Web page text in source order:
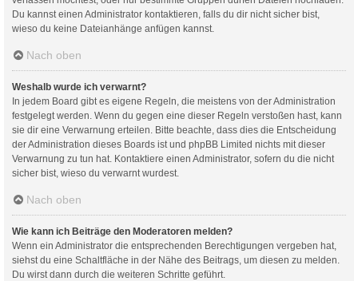
Du kannst einen Administrator kontaktieren, falls du dir nicht sicher bist,
wieso du keine Dateianhänge anfügen kannst.
Nach oben
Weshalb wurde ich verwarnt?
In jedem Board gibt es eigene Regeln, die meistens von der Administration
festgelegt werden. Wenn du gegen eine dieser Regeln verstoßen hast, kann
sie dir eine Verwarnung erteilen. Bitte beachte, dass dies die Entscheidung
der Administration dieses Boards ist und phpBB Limited nichts mit dieser
Verwarnung zu tun hat. Kontaktiere einen Administrator, sofern du die nicht
sicher bist, wieso du verwarnt wurdest.
Nach oben
Wie kann ich Beiträge den Moderatoren melden?
Wenn ein Administrator die entsprechenden Berechtigungen vergeben hat,
siehst du eine Schaltfläche in der Nähe des Beitrags, um diesen zu melden.
Du wirst dann durch die weiteren Schritte geführt.